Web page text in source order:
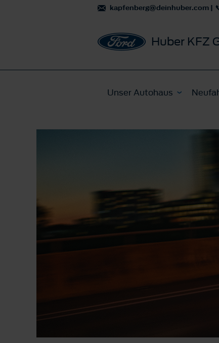
kapfenberg@deinhuber.com |
Huber KFZ
Unser Autohaus